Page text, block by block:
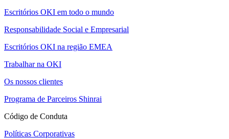
Escritórios OKI em todo o mundo
Responsabilidade Social e Empresarial
Escritórios OKI na região EMEA
Trabalhar na OKI
Os nossos clientes
Programa de Parceiros Shinrai
Código de Conduta
Políticas Corporativas